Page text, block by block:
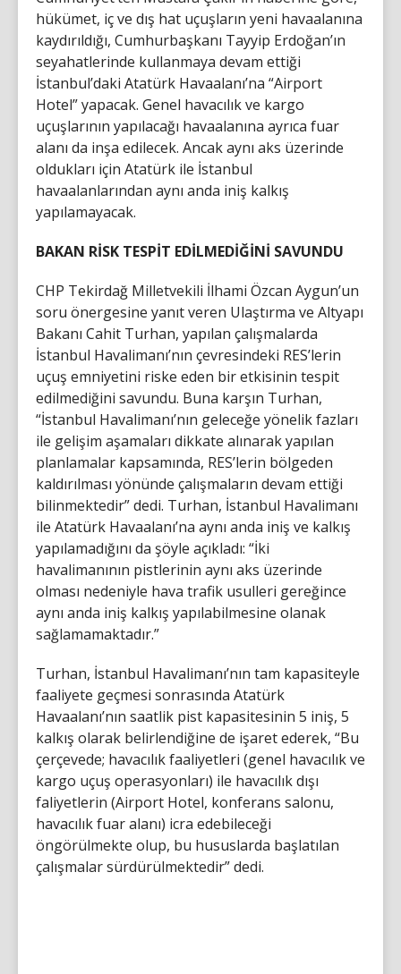
hükümet, iç ve dış hat uçuşların yeni havaalanına
kaydırıldığı, Cumhurbaşkanı Tayyip Erdoğan’ın
seyahatlerinde kullanmaya devam ettiği
İstanbul’daki Atatürk Havaalanı’na “Airport
Hotel” yapacak. Genel havacılık ve kargo
uçuşlarının yapılacağı havaalanına ayrıca fuar
alanı da inşa edilecek. Ancak aynı aks üzerinde
oldukları için Atatürk ile İstanbul
havaalanlarından aynı anda iniş kalkış
yapılamayacak.
BAKAN RİSK TESPİT EDİLMEDİĞİNİ SAVUNDU
CHP Tekirdağ Milletvekili İlhami Özcan Aygun’un
soru önergesine yanıt veren Ulaştırma ve Altyapı
Bakanı Cahit Turhan, yapılan çalışmalarda
İstanbul Havalimanı’nın çevresindeki RES’lerin
uçuş emniyetini riske eden bir etkisinin tespit
edilmediğini savundu. Buna karşın Turhan,
“İstanbul Havalimanı’nın geleceğe yönelik fazları
ile gelişim aşamaları dikkate alınarak yapılan
planlamalar kapsamında, RES’lerin bölgeden
kaldırılması yönünde çalışmaların devam ettiği
bilinmektedir” dedi. Turhan, İstanbul Havalimanı
ile Atatürk Havaalanı’na aynı anda iniş ve kalkış
yapılamadığını da şöyle açıkladı: “İki
havalimanının pistlerinin aynı aks üzerinde
olması nedeniyle hava trafik usulleri gereğince
aynı anda iniş kalkış yapılabilmesine olanak
sağlamamaktadır.”
Turhan, İstanbul Havalimanı’nın tam kapasiteyle
faaliyete geçmesi sonrasında Atatürk
Havaalanı’nın saatlik pist kapasitesinin 5 iniş, 5
kalkış olarak belirlendiğine de işaret ederek, “Bu
çerçevede; havacılık faaliyetleri (genel havacılık ve
kargo uçuş operasyonları) ile havacılık dışı
faliyetlerin (Airport Hotel, konferans salonu,
havacılık fuar alanı) icra edebileceği
öngörülmekte olup, bu hususlarda başlatılan
çalışmalar sürdürülmektedir” dedi.